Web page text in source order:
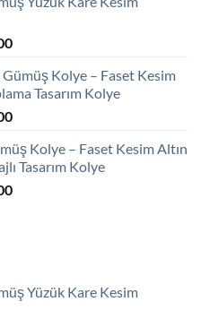
fiyat:
Şu
fiyat:
₺1,800.00.
Gümüş Kolye – Faset Kesim
Tasarım Kolye
Şu
fiyat:
₺2,750.00.
Kolye – Faset Kesim Altın
Tasarım Kolye
Şu
Yüzük Kare Kesim